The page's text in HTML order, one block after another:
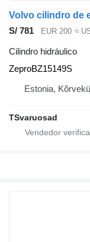
S/ 781 EUR 200 ≈
Cilindro hidráulico
ZeproBZ15149S
Estonia,
TSvaruosad